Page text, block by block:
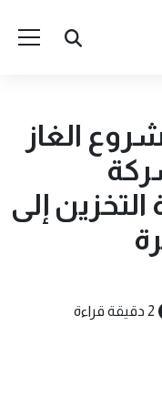
الغاز
إلى
2 دقيقة قراءة